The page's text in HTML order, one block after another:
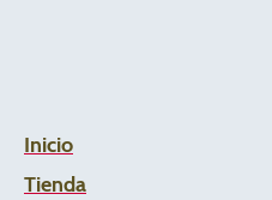
Inicio
Tienda